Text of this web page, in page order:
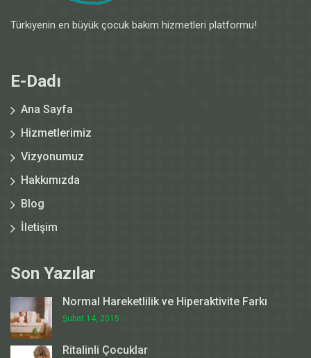
Türkiyenin en büyük çocuk bakım hizmetleri platformu!
E-Dadı
Ana Sayfa
Hizmetlerimiz
Vizyonumuz
Hakkımızda
Blog
İletişim
Son Yazılar
Normal Hareketlilik ve Hiperaktivite Farkı
Şubat 14, 2015
Ritalinli Çocuklar